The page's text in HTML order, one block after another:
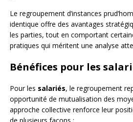
Le regroupement d’instances
identique offre des avantages
les parties, tout en comportant
pratiques qui méritent une analyse
Bénéfices pour les
Pour les salariés, le regroupement
opportunité de mutualisation des
approche collective renforce leur